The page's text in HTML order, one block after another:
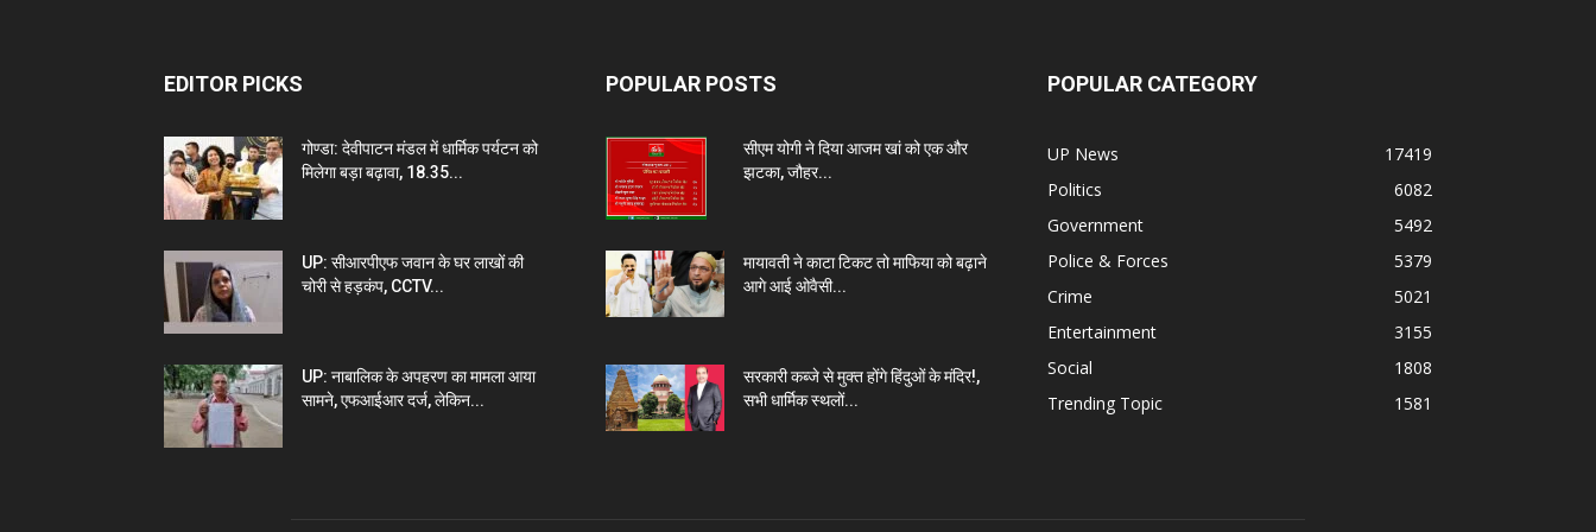
EDITOR PICKS
गोण्डा: देवीपाटन मंडल में धार्मिक पर्यटन को
मिलेगा बड़ा बढ़ावा, 18.35...
UP: सीआरपीएफ जवान के घर लाखों की
चोरी से हड़कंप, CCTV...
UP: नाबालिक के अपहरण का मामला आया
सामने, एफआईआर दर्ज, लेकिन...
POPULAR POSTS
सीएम योगी ने दिया आजम खां को एक और
झटका, जौहर...
मायावती ने काटा टिकट तो माफिया को बढ़ाने
आगे आई ओवैसी...
सरकारी कब्जे से मुक्त होंगे हिंदुओं के मंदिर!,
सभी धार्मिक स्थलों...
POPULAR CATEGORY
UP News
17419
Politics
6082
Government
5492
Police & Forces
5379
Crime
5021
Entertainment
3155
Social
1808
Trending Topic
1581